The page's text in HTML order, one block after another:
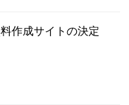
作成サイトの決定